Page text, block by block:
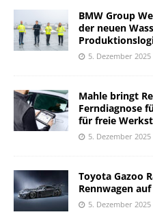
BMW Group
der neuen
5. Dezember 2025
Mahle bringt
Ferndiagnose
für freie
5. Dezember 2025
Toyota Gazoo
Rennwagen auf
5. Dezember 2025